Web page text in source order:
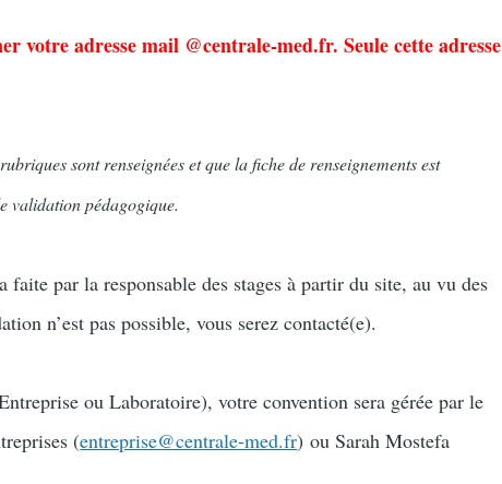
votre adresse mail @centrale-med.fr. Seule cette adresse
sont renseignées et que la fiche de renseignements est
validation pédagogique.
faite par la responsable des stages à partir du site, au vu des
n’est pas possible, vous serez contacté(e).
ou Laboratoire), votre convention sera gérée par le
(entreprise@centrale-med.fr) ou Sarah Mostefa